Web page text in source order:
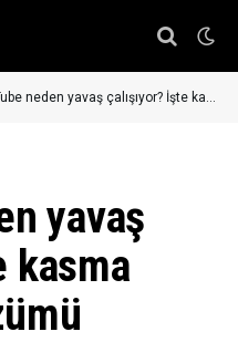
neden yavaş çalışıyor? İşte kasma sebebi ve çözümü
yavaş
kasma